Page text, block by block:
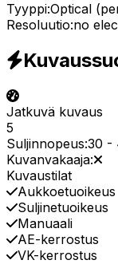
Tyyppi:Optical
Resoluutio:no
Jatkuvä kuvaus
5
Suljinnopeus:30 -
Kuvanvakaaja:
Kuvaustilat
Aukkoetuoikeus
Suljinetuoikeus
Manuaali
AE-kerrostus
VK-kerrostus